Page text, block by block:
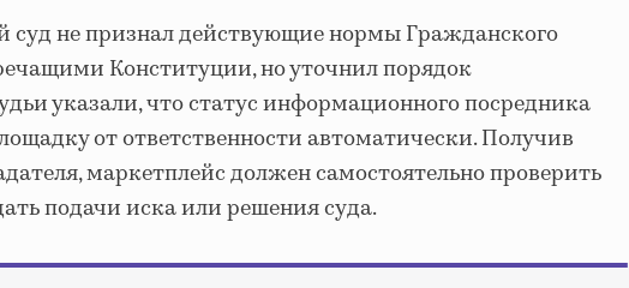
суд не признал действующие нормы Гражданского
Конституции, но уточнил порядок
указали, что статус информационного посредника
от ответственности автоматически. Получив
маркетплейс должен самостоятельно проверить
подачи иска или решения суда.